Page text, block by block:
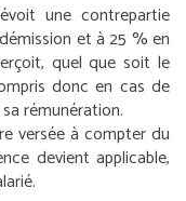
une contrepartie
et à 25 % en
quel que soit le
donc en cas de
rémunération.
versée à compter du
devient applicable,